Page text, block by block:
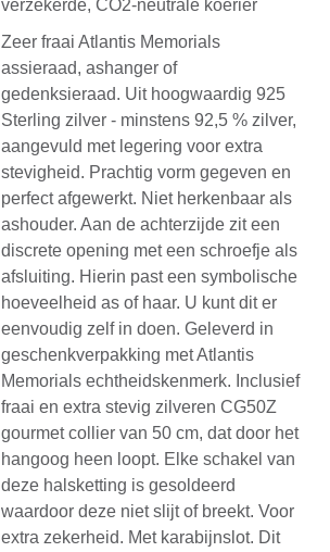
verzekerde, CO2-neutrale koerier
Zeer fraai Atlantis Memorials
assieraad, ashanger of
gedenksieraad. Uit hoogwaardig 925
Sterling zilver - minstens 92,5 % zilver,
aangevuld met legering voor extra
stevigheid. Prachtig vorm gegeven en
perfect afgewerkt. Niet herkenbaar als
ashouder. Aan de achterzijde zit een
discrete opening met een schroefje als
afsluiting. Hierin past een symbolische
hoeveelheid as of haar. U kunt dit er
eenvoudig zelf in doen. Geleverd in
geschenkverpakking met Atlantis
Memorials echtheidskenmerk. Inclusief
fraai en extra stevig zilveren CG50Z
gourmet collier van 50 cm, dat door het
hangoog heen loopt. Elke schakel van
deze halsketting is gesoldeerd
waardoor deze niet slijt of breekt. Voor
extra zekerheid. Met karabijnslot. Dit